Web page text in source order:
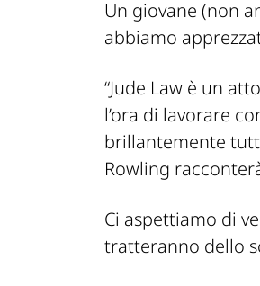
Un giovane (non
abbiamo
“Jude Law è un
l’ora di lavorare
brillantemente
Rowling
Ci aspettiamo di
tratteranno dello